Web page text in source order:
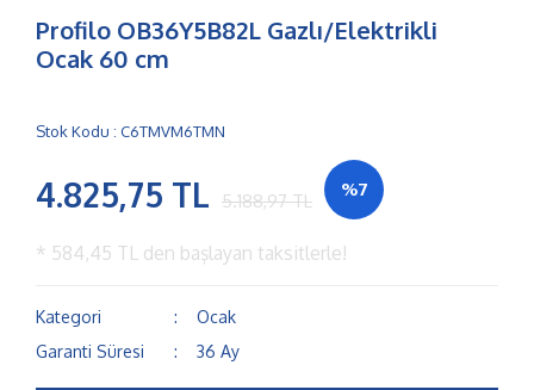
Profilo OB36Y5B82L Gazlı/Elektrikli
Ocak 60 cm
Stok Kodu : C6TMVM6TMN
4.825,75 TL 5.188,97 TL
%7
* 584,45 TL den başlayan taksitlerle!
Kategori
Ocak
Garanti Süresi
36 Ay